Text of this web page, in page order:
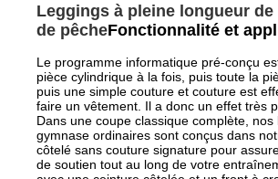
Leggings à pleine longueur de
de pêcheFonctionnalité et
Le programme informatique pré-conçu
pièce cylindrique à la fois, puis toute la
puis une simple couture et couture est
faire un vêtement. Il a donc un effet très
Dans une coupe classique complète, nos
gymnase ordinaires sont conçus dans
côtelé sans couture signature pour
de soutien tout au long de votre